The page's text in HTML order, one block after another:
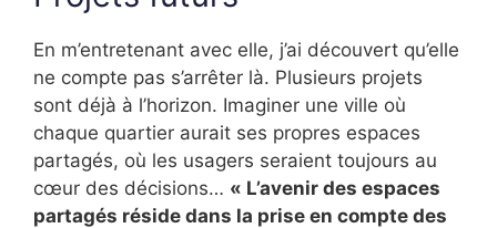
En m’entretenant avec elle, j’ai découvert qu’elle
ne compte pas s’arrêter là. Plusieurs projets
sont déjà à l’horizon. Imaginer une ville où
chaque quartier aurait ses propres espaces
partagés, où les usagers seraient toujours au
cœur des décisions… « L’avenir des espaces
partagés réside dans la prise en compte des